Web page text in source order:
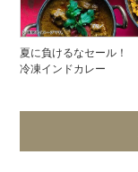
夏に負けるなセール！
冷凍インドカレー